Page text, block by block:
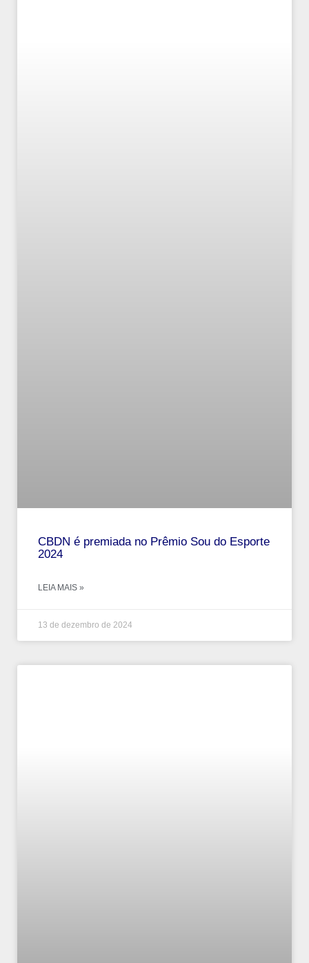
CBDN é premiada no Prêmio Sou do Esporte
2024
LEIA MAIS »
13 de dezembro de 2024